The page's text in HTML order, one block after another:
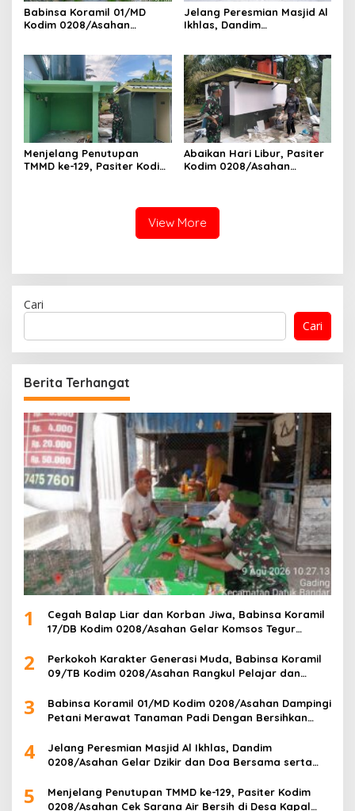
Babinsa Koramil 01/MD
Kodim 0208/Asahan
Bersihkan Gulma
Jelang Peresmian Masjid Al
Ikhlas, Dandim
Santuni Anak Yatim
Menjelang Penutupan
TMMD ke-129, Pasiter Kodim
Abaikan Hari Libur, Pasiter
Kodim 0208/Asahan
View More
Cari
Cari
Berita Terhangat
1
Cegah Balap Liar dan Korban Jiwa, Babinsa Koramil
17/DB Kodim 0208/Asahan Gelar Komsos Tegur
2
Perkokoh Karakter Generasi Muda, Babinsa Koramil
09/TB Kodim 0208/Asahan Rangkul Pelajar dan
3
Babinsa Koramil 01/MD Kodim 0208/Asahan Dampingi
Petani Merawat Tanaman Padi Dengan Bersihkan
4
Jelang Peresmian Masjid Al Ikhlas, Dandim
0208/Asahan Gelar Dzikir dan Doa Bersama serta
5
Menjelang Penutupan TMMD ke-129, Pasiter Kodim
0208/Asahan Cek Sarana Air Bersih di Desa Kapal